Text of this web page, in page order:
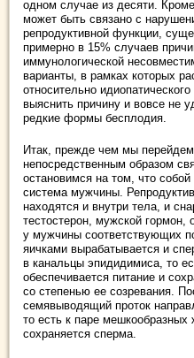
одном случае из десяти.
может быть связано с
репродуктивной функции,
примерно в 15% случаев
иммунологической
варианты, в рамках которых
относительно
выяснить причину и вовсе не
редкие формы бесплодия.
Итак, прежде чем мы
непосредственным образом
остановимся на том, что
система мужчины.
находятся и внутри тела, и
тестостерон, мужской гормон,
у мужчины соответствующих
яичками вырабатывается и
в канальцы эпидидимиса, то
обеспечивается питание и
со степенью ее созревания.
семявыводящий проток
то есть к паре
сохраняется сперма.